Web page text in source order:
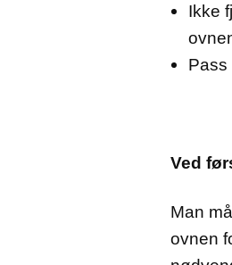
Ikke
Pass
Ved
Man
ovnen